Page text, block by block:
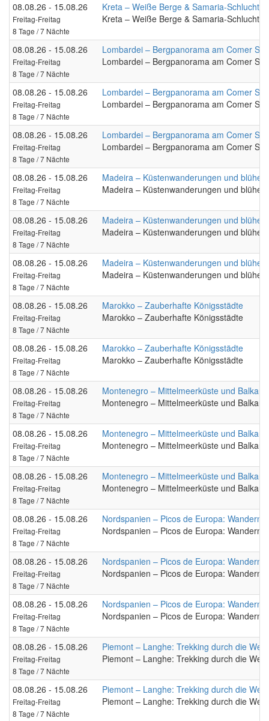
08.08.26 - 15.08.26
Freitag-Freitag
8 Tage / 7 Nächte
Kreta – Weiße Berge & Samaria-Schlucht
Kreta – Weiße Berge & Samaria-Schlucht
08.08.26 - 15.08.26
Freitag-Freitag
8 Tage / 7 Nächte
Lombardei – Bergpanorama am Comer
Lombardei – Bergpanorama am Comer
08.08.26 - 15.08.26
Freitag-Freitag
8 Tage / 7 Nächte
Lombardei – Bergpanorama am Comer
Lombardei – Bergpanorama am Comer
08.08.26 - 15.08.26
Freitag-Freitag
8 Tage / 7 Nächte
Lombardei – Bergpanorama am Comer
Lombardei – Bergpanorama am Comer
08.08.26 - 15.08.26
Freitag-Freitag
8 Tage / 7 Nächte
Madeira – Küstenwanderungen und
Madeira – Küstenwanderungen und
08.08.26 - 15.08.26
Freitag-Freitag
8 Tage / 7 Nächte
Madeira – Küstenwanderungen und
Madeira – Küstenwanderungen und
08.08.26 - 15.08.26
Freitag-Freitag
8 Tage / 7 Nächte
Madeira – Küstenwanderungen und
Madeira – Küstenwanderungen und
08.08.26 - 15.08.26
Freitag-Freitag
8 Tage / 7 Nächte
Marokko – Zauberhafte Königsstädte
Marokko – Zauberhafte Königsstädte
08.08.26 - 15.08.26
Freitag-Freitag
8 Tage / 7 Nächte
Marokko – Zauberhafte Königsstädte
Marokko – Zauberhafte Königsstädte
08.08.26 - 15.08.26
Freitag-Freitag
8 Tage / 7 Nächte
Montenegro – Mittelmeerküste und
Montenegro – Mittelmeerküste und
08.08.26 - 15.08.26
Freitag-Freitag
8 Tage / 7 Nächte
Montenegro – Mittelmeerküste und
Montenegro – Mittelmeerküste und
08.08.26 - 15.08.26
Freitag-Freitag
8 Tage / 7 Nächte
Montenegro – Mittelmeerküste und
Montenegro – Mittelmeerküste und
08.08.26 - 15.08.26
Freitag-Freitag
8 Tage / 7 Nächte
Nordspanien – Picos de Europa: Wandern
Nordspanien – Picos de Europa: Wandern
08.08.26 - 15.08.26
Freitag-Freitag
8 Tage / 7 Nächte
Nordspanien – Picos de Europa: Wandern
Nordspanien – Picos de Europa: Wandern
08.08.26 - 15.08.26
Freitag-Freitag
8 Tage / 7 Nächte
Nordspanien – Picos de Europa: Wandern
Nordspanien – Picos de Europa: Wandern
08.08.26 - 15.08.26
Freitag-Freitag
8 Tage / 7 Nächte
Piemont – Langhe: Trekking durch die
Piemont – Langhe: Trekking durch die
08.08.26 - 15.08.26
Freitag-Freitag
8 Tage / 7 Nächte
Piemont – Langhe: Trekking durch die
Piemont – Langhe: Trekking durch die